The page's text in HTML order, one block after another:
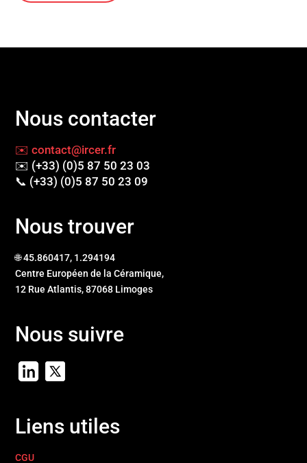
Nous contacter
✉️ contact@ircer.fr
✉️ (+33) (0)5 87 50 23 03
📞 (+33) (0)5 87 50 23 09
Nous trouver
🌐 45.860417, 1.294194
Centre Européen de la Céramique,
12 Rue Atlantis, 87068 Limoges
Nous suivre
Liens utiles
CGU